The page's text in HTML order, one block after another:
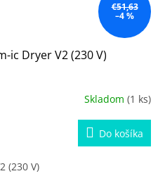
€51,63
–4 %
ic Dryer V2 (230 V)
Skladom (1 ks)
Do košíka
(230 V)